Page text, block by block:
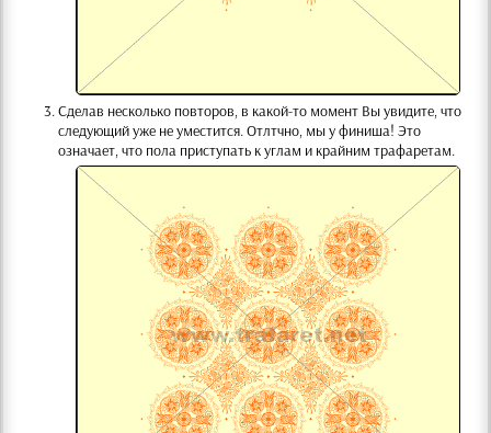
Сделав несколько повторов, в какой-то момент Вы увидите, что
следующий уже не уместится. Отлтчно, мы у финиша! Это
означает, что пола приступать к углам и крайним трафаретам.